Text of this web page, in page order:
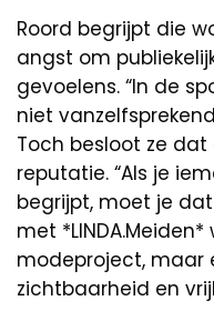
Roord begrijpt die
angst om
gevoelens. “In de
niet
Toch besloot ze
reputatie. “Als je
begrijpt, moet je
met
modeproject, maar
zichtbaarheid en